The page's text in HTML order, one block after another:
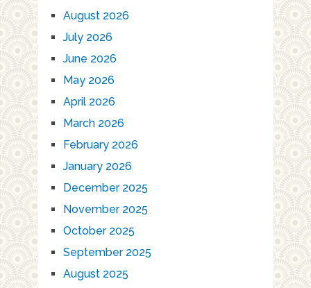
August 2026
July 2026
June 2026
May 2026
April 2026
March 2026
February 2026
January 2026
December 2025
November 2025
October 2025
September 2025
August 2025